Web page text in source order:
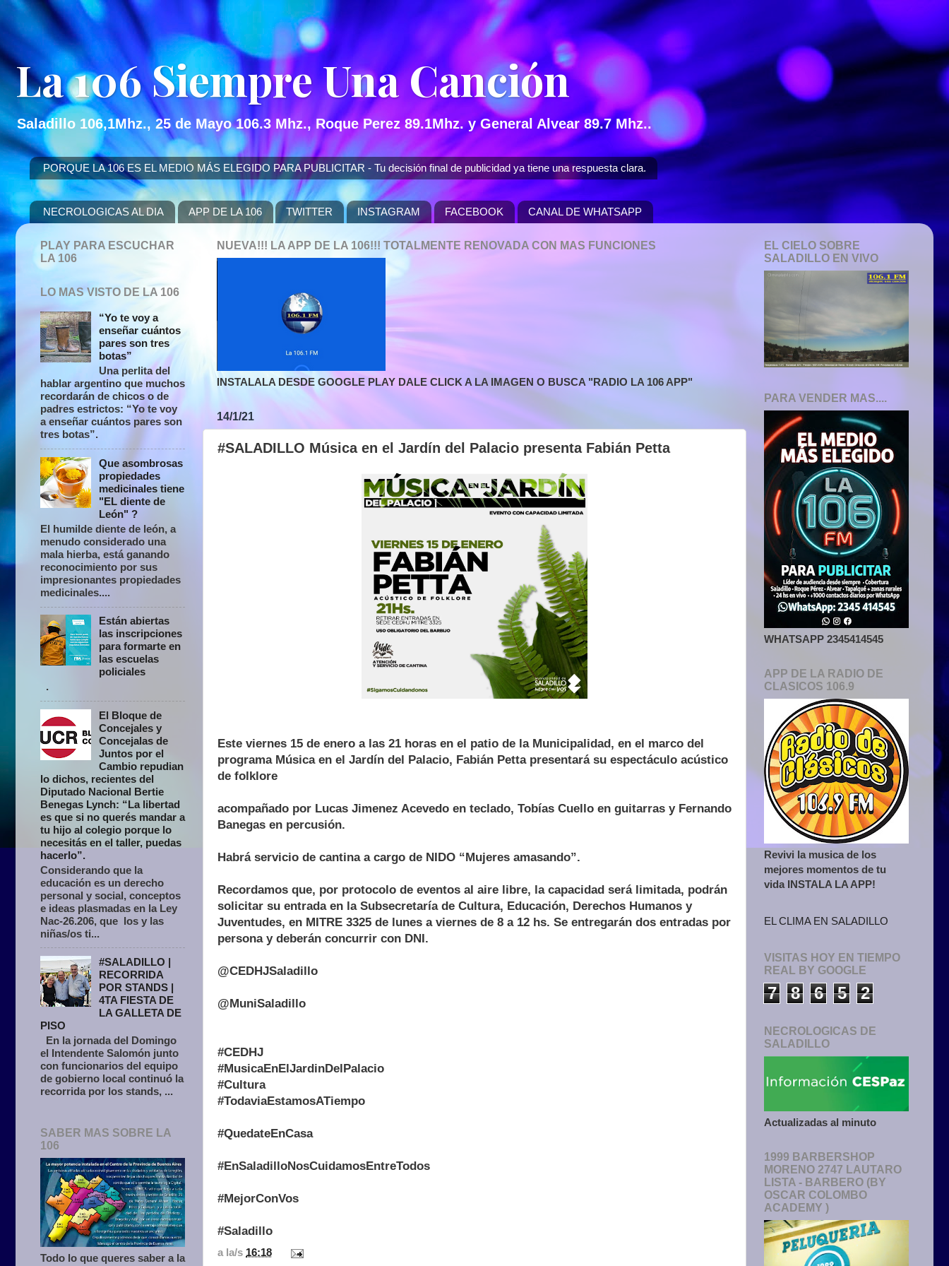
La 106 Siempre Una Canción
Saladillo 106,1Mhz., 25 de Mayo 106.3 Mhz., Roque Perez 89.1Mhz. y General Alvear 89.7 Mhz..
PORQUE LA 106 ES EL MEDIO MÁS ELEGIDO PARA PUBLICITAR - Tu decisión final de publicidad ya tiene una respuesta clara.
NECROLOGICAS AL DIA APP DE LA 106 TWITTER INSTAGRAM FACEBOOK CANAL DE WHATSAPP
NUEVA!!! LA APP DE LA 106!!! TOTALMENTE RENOVADA CON MAS FUNCIONES
INSTALALA DESDE GOOGLE PLAY DALE CLICK A LA IMAGEN O BUSCA "RADIO LA 106 APP"
14/1/21
#SALADILLO Música en el Jardín del Palacio presenta Fabián Petta
Este viernes 15 de enero a las 21 horas en el patio de la Municipalidad, en el marco del
programa Música en el Jardín del Palacio, Fabián Petta presentará su espectáculo acústico
de folklore
acompañado por Lucas Jimenez Acevedo en teclado, Tobías Cuello en guitarras y Fernando
Banegas en percusión.
Habrá servicio de cantina a cargo de NIDO “Mujeres amasando”.
Recordamos que, por protocolo de eventos al aire libre, la capacidad será limitada, podrán
solicitar su entrada en la Subsecretaría de Cultura, Educación, Derechos Humanos y
Juventudes, en MITRE 3325 de lunes a viernes de 8 a 12 hs. Se entregarán dos entradas por
persona y deberán concurrir con DNI.
@CEDHJSaladillo
@MuniSaladillo
#CEDHJ
#MusicaEnElJardinDelPalacio
#Cultura
#TodaviaEstamosATiempo
#QuedateEnCasa
#EnSaladilloNosCuidamosEntreTodos
#MejorConVos
#Saladillo
a la/s 16:18
PLAY PARA ESCUCHAR
LA 106
LO MAS VISTO DE LA 106
“Yo te voy a
enseñar cuántos
pares son tres
botas”
Una perlita del
hablar argentino que muchos
recordarán de chicos o de
padres estrictos: “Yo te voy
a enseñar cuántos pares son
tres botas”.
Que asombrosas
propiedades
medicinales tiene
"EL diente de
León" ?
El humilde diente de león, a
menudo considerado una
mala hierba, está ganando
reconocimiento por sus
impresionantes propiedades
medicinales....
Están abiertas
las inscripciones
para formarte en
las escuelas
policiales
.
El Bloque de
Concejales y
Concejalas de
Juntos por el
Cambio repudian
lo dichos, recientes del
Diputado Nacional Bertie
Benegas Lynch: “La libertad
es que si no querés mandar a
tu hijo al colegio porque lo
necesitás en el taller, puedas
hacerlo”.
Considerando que la
educación es un derecho
personal y social, conceptos
e ideas plasmadas en la Ley
Nac-26.206, que los y las
niñas/os ti...
#SALADILLO |
RECORRIDA
POR STANDS |
4TA FIESTA DE
LA GALLETA DE
PISO
En la jornada del Domingo
el Intendente Salomón junto
con funcionarios del equipo
de gobierno local continuó la
recorrida por los stands, ...
SABER MAS SOBRE LA
106
Todo lo que queres saber a la
EL CIELO SOBRE
SALADILLO EN VIVO
PARA VENDER MAS....
WHATSAPP 2345414545
APP DE LA RADIO DE
CLASICOS 106.9
Revivi la musica de los
mejores momentos de tu
vida INSTALA LA APP!
EL CLIMA EN SALADILLO
VISITAS HOY EN TIEMPO
REAL BY GOOGLE
7 8 6 5 2
NECROLOGICAS DE
SALADILLO
Actualizadas al minuto
1999 BARBERSHOP
MORENO 2747 LAUTARO
LISTA - BARBERO (BY
OSCAR COLOMBO
ACADEMY )